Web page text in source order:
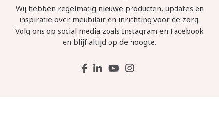
Wij hebben regelmatig nieuwe producten, updates en
inspiratie over meubilair en inrichting voor de zorg.
Volg ons op social media zoals Instagram en Facebook
en blijf altijd op de hoogte.